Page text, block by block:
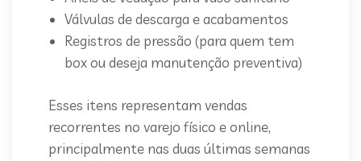
Válvulas de descarga e acabamentos
Registros de pressão (para quem tem
box ou deseja manutenção preventiva)
Esses itens representam vendas
recorrentes no varejo físico e online,
principalmente nas duas últimas semanas